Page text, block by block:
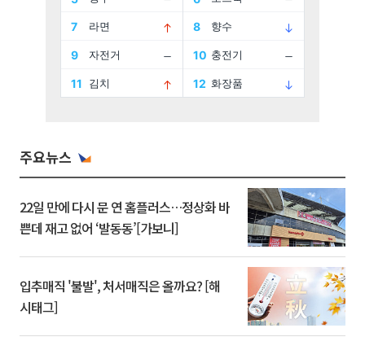
주요뉴스
22일 만에 다시 문 연 홈플러스…정상화 바
쁜데 재고 없어 ‘발동동’[가보니]
입추매직 '불발', 처서매직은 올까요? [해
시태그]